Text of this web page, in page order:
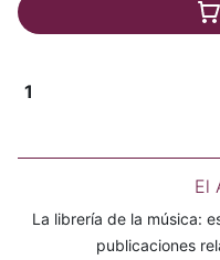
1
El
La librería de la música:
publicaciones